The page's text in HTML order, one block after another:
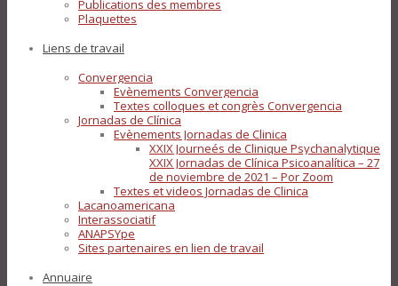
Publications des membres
Plaquettes
Liens de travail
Convergencia
Evènements Convergencia
Textes colloques et congrès Convergencia
Jornadas de Clínica
Evènements Jornadas de Clinica
XXIX Journeés de Clinique Psychanalytique
XXIX Jornadas de Clínica Psicoanalítica – 27
de noviembre de 2021 – Por Zoom
Textes et videos Jornadas de Clinica
Lacanoamericana
Interassociatif
ANAPSYpe
Sites partenaires en lien de travail
Annuaire